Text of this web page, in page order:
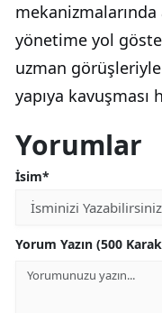
yönetime yol
uzman
yapıya kavuşması
Yorumlar
İsim*
Yorum Yazın (500